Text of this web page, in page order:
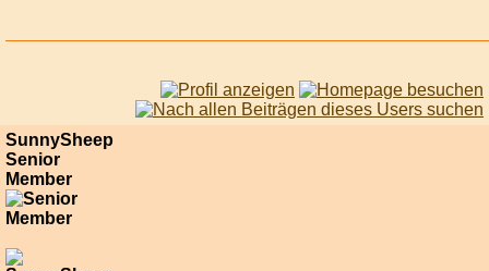
SunnySheep
Senior
Member